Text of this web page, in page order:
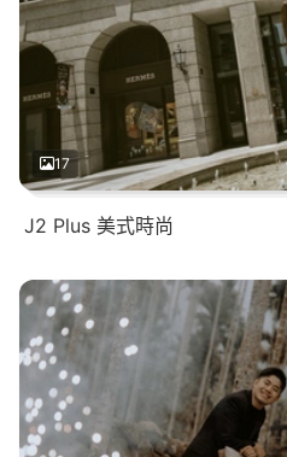
17
J2 Plus 美式時尚